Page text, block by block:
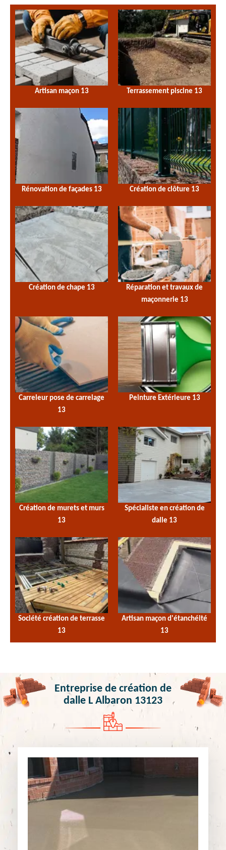
Artisan maçon 13 Terrassement piscine 13
Rénovation de façades 13 Création de clôture 13
Création de chape 13
Réparation et travaux de
maçonnerie 13
Carreleur pose de carrelage
13
Peinture Extérieure 13
Création de murets et murs
13
Spécialiste en création de
dalle 13
Société création de terrasse
13
Artisan maçon d'étanchéité
13
Entreprise de création de
dalle L Albaron 13123